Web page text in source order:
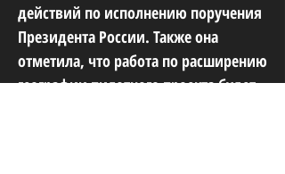
действий по исполнению поручения
Президента России. Также она
отметила, что работа по расширению
географии пилотного проекта будет